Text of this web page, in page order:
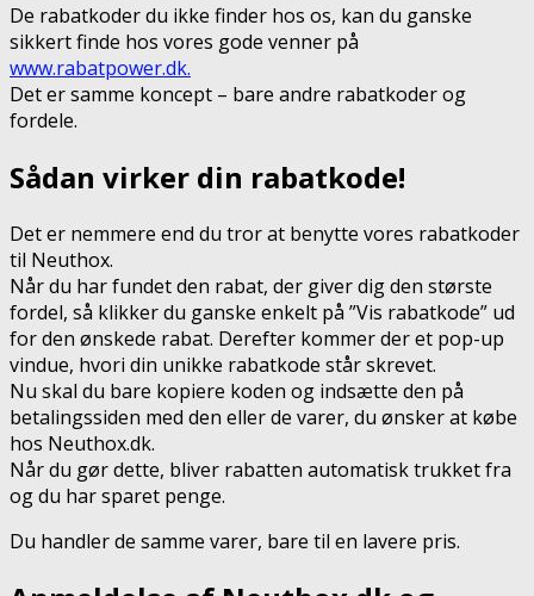
De rabatkoder du ikke finder hos os, kan du ganske
sikkert finde hos vores gode venner på
www.rabatpower.dk.
Det er samme koncept – bare andre rabatkoder og
fordele.
Sådan virker din rabatkode!
Det er nemmere end du tror at benytte vores rabatkoder
til Neuthox.
Når du har fundet den rabat, der giver dig den største
fordel, så klikker du ganske enkelt på ”Vis rabatkode” ud
for den ønskede rabat. Derefter kommer der et pop-up
vindue, hvori din unikke rabatkode står skrevet.
Nu skal du bare kopiere koden og indsætte den på
betalingssiden med den eller de varer, du ønsker at købe
hos Neuthox.dk.
Når du gør dette, bliver rabatten automatisk trukket fra
og du har sparet penge.
Du handler de samme varer, bare til en lavere pris.